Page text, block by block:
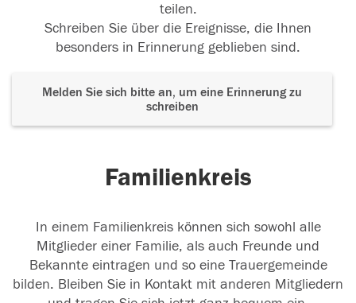
teilen.
Schreiben Sie über die Ereignisse, die Ihnen
besonders in Erinnerung geblieben sind.
Melden Sie sich bitte an, um eine Erinnerung zu
schreiben
Familienkreis
In einem Familienkreis können sich sowohl alle
Mitglieder einer Familie, als auch Freunde und
Bekannte eintragen und so eine Trauergemeinde
bilden. Bleiben Sie in Kontakt mit anderen Mitgliedern